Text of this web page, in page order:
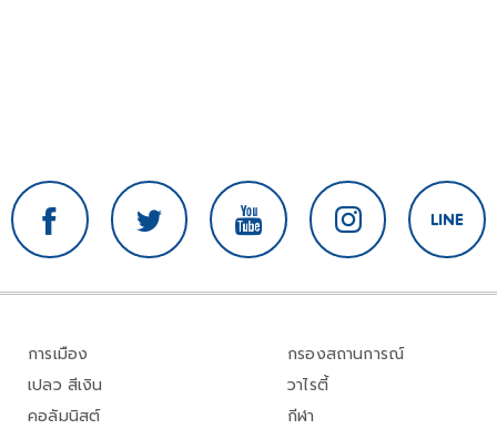
การเมือง
เปลว สีเงิน
คอลัมนิสต์
กรองสถานการณ์
วาไรตี้
กีฬา